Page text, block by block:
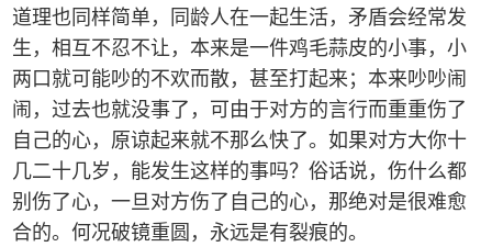
道理也同样简单，同龄人在一起生活，矛盾会经常发
生，相互不忍不让，本来是一件鸡毛蒜皮的小事，小
两口就可能吵的不欢而散，甚至打起来；本来吵吵闹
闹，过去也就没事了，可由于对方的言行而重重伤了
自己的心，原谅起来就不那么快了。如果对方大你十
几二十几岁，能发生这样的事吗？俗话说，伤什么都
别伤了心，一旦对方伤了自己的心，那绝对是很难愈
合的。何况破镜重圆，永远是有裂痕的。